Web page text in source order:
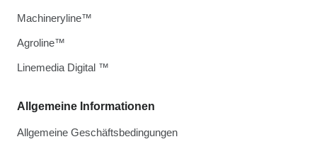
Allgemeine Informationen
Allgemeine Geschäftsbedingungen
Machineryline™
Agroline™
Linemedia Digital ™